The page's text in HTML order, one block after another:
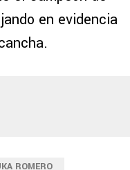
y eso también
referencia a la
en evidencia